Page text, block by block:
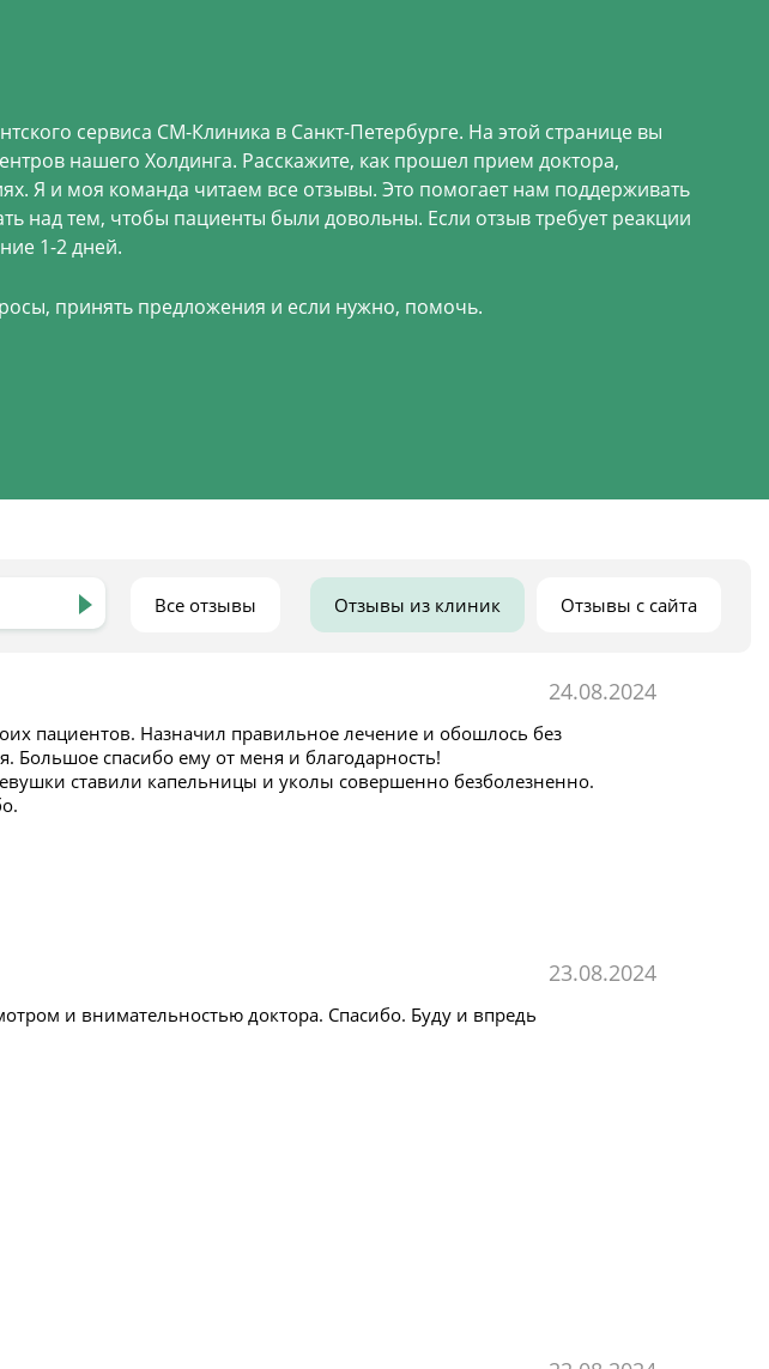
сервиса СМ-Клиника в Санкт-Петербурге. На этой странице вы
нашего Холдинга. Расскажите, как прошел прием доктора,
Я и моя команда читаем все отзывы. Это помогает нам поддерживать
над тем, чтобы пациенты были довольны. Если отзыв требует реакции
1-2 дней.
принять предложения и если нужно, помочь.
Отзывы с сайта
Отзывы из клиник
Все отзывы
24.08.2024
пациентов. Назначил правильное лечение и обошлось без
Большое спасибо ему от меня и благодарность!
ставили капельницы и уколы совершенно безболезненно.
23.08.2024
и внимательностью доктора. Спасибо. Буду и впредь